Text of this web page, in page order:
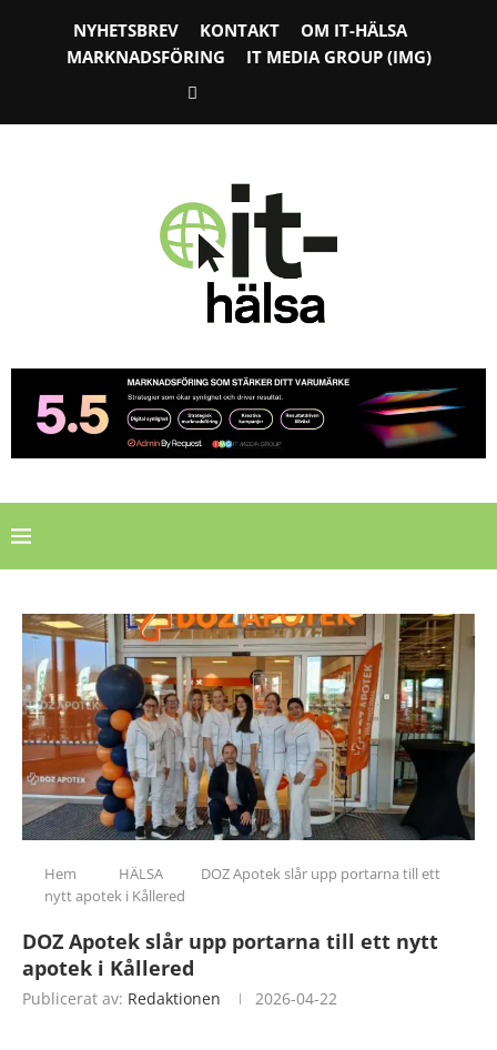
NYHETSBREV KONTAKT
OM IT-HÄLSA
MARKNADSFÖRING
IT MEDIA GROUP (IMG)
Hem HÄLSA
DOZ Apotek slår upp portarna till ett
nytt apotek i Kållered
DOZ Apotek slår upp portarna till ett nytt
apotek i Kållered
Publicerat av: Redaktionen 2026-04-22